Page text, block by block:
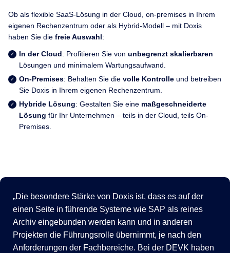
Ob als flexible SaaS-Lösung in der Cloud, on-premises in Ihrem
eigenen Rechenzentrum oder als Hybrid-Modell – mit Doxis
haben Sie die freie Auswahl:
In der Cloud: Profitieren Sie von unbegrenzt skalierbaren
Lösungen und minimalem Wartungsaufwand.
On-Premises: Behalten Sie die volle Kontrolleund betreiben
Sie Doxis in Ihrem eigenen Rechenzentrum.
Hybride Lösung: Gestalten Sie eine maßgeschneiderte
Lösung für Ihr Unternehmen – teils in der Cloud, teils On-
Premises.
Die besondere Stärke von Doxis ist, dass es auf der
einen Seite in führende Systeme wie SAP als reines
Archiv eingebunden werden kann und in anderen
Projekten die Führungsrolle übernimmt, je nach den
Anforderungen der Fachbereiche. Bei der DEVK haben